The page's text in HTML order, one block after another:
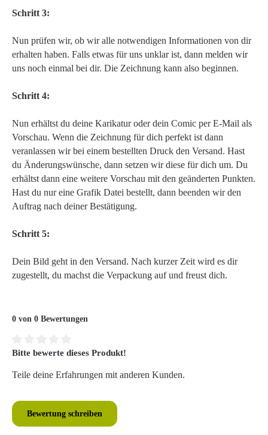
Schritt 3:
Nun prüfen wir, ob wir alle notwendigen Informationen von dir
erhalten haben. Falls etwas für uns unklar ist, dann melden wir
uns noch einmal bei dir. Die Zeichnung kann also beginnen.
Schritt 4:
Nun erhältst du deine Karikatur oder dein Comic per E-Mail als
Vorschau. Wenn die Zeichnung für dich perfekt ist dann
veranlassen wir bei einem bestellten Druck den Versand. Hast
du Änderungswünsche, dann setzen wir diese für dich um. Du
erhältst dann eine weitere Vorschau mit den geänderten Punkten.
Hast du nur eine Grafik Datei bestellt, dann beenden wir den
Auftrag nach deiner Bestätigung.
Schritt 5:
Dein Bild geht in den Versand. Nach kurzer Zeit wird es dir
zugestellt, du machst die Verpackung auf und freust dich.
0 von 0 Bewertungen
Durchschnittliche Bewertung von 0 von 5 Sternen
Bitte bewerte dieses Produkt!
Teile deine Erfahrungen mit anderen Kunden.
Bewertung schreiben